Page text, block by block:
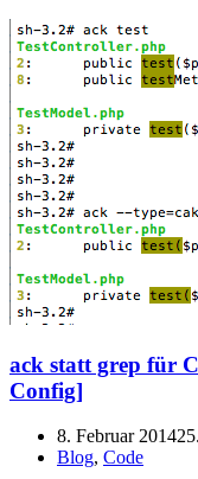
ack statt grep für
Config]
8. Februar 2014
Blog, Code